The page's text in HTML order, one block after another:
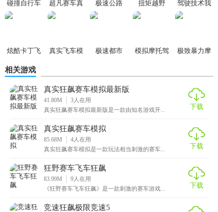
2、游戏中将会为挑战的玩家带来丰富的场景，而且设定了不
同类型的摩托车
赛车竞技玩法
【超凡赛车真实狂飙试玩体验】
充满激情和动感的背景音乐带给您身临其境的体验。
多种不同的赛车模式，选择你最喜欢的模式来玩游戏。
打造精致的3D绘画风格，带来超酷的游戏视觉体验。
碰撞自行车
超凡赛车真
极速公路 扭矩越野
驾驶技术我
炫酷卡丁飞
真实飞车模
极速都市
模拟摩托驾
极致暴力摩
相关游戏
真实狂飙赛车模拟最新版
41.80M 3 人在用
真实狂飙赛车模拟最新版是一款由知名游戏开...
下载
真实狂飙赛车模拟
85.68M 4 人在用
真实狂飙赛车模拟是一款玩法相当刺激的赛车...
下载
狂野赛车飞车狂飙
83.99M 9 人在用
《狂野赛车飞车狂飙》是一款刺激的赛车游戏...
下载
竞速狂飙极限竞速5